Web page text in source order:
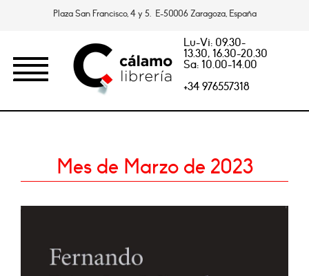
Plaza San Francisco, 4 y 5. E-50006 Zaragoza, España
Lu-Vi: 09.30-
13.30, 16.30-20.30
Sa: 10.00-14.00
+34 976557318
Mes de Marzo de 2023